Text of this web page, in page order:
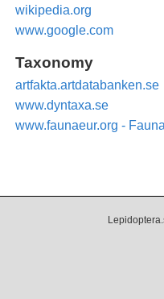
wikipedia.org
www.google.com
Taxonomy
artfakta.artdatabanken.se
www.dyntaxa.se
www.faunaeur.org -